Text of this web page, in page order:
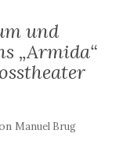
und
„Armida“
Manuel Brug